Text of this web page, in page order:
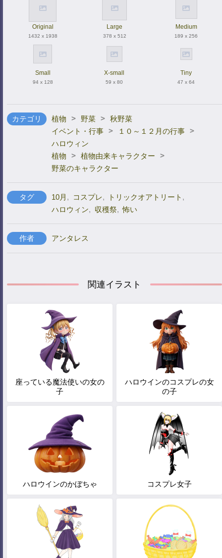
Original
1432 x 1938
Large
378 x 512
Medium
189 x 256
Small
94 x 128
X-small
59 x 80
Tiny
47 x 64
カテゴリ 植物 > 野菜 > 秋野菜
イベント・行事 > １０～１２月の行事 >
ハロウィン
植物
> 植物由来キャラクター >
野菜のキャラクター
タグ 10月 , コスプレ, トリックオアトリート ,
ハロウィン, 収穫祭, 怖い
作者 アンタレス
関連イラスト
座っている魔法使いの女の
子
ハロウインのコスプレの女
の子
ハロウインのかぼちゃ コスプレ女子